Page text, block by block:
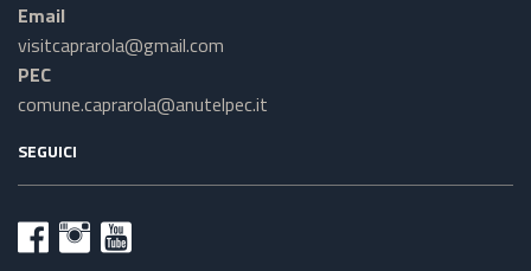
Email
visitcaprarola@gmail.com
PEC
comune.caprarola@anutelpec.it
SEGUICI